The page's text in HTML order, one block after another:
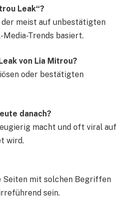
Leak“?
meist auf unbestätigten
Trends basiert.
von Lia Mitrou?
oder bestätigten
danach?
macht und oft viral auf
wird.
Seiten mit solchen Begriffen
sein.